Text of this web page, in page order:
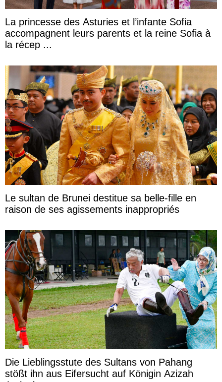
La princesse des Asturies et l’infante Sofia
accompagnent leurs parents et la reine Sofia à
la récep ...
Le sultan de Brunei destitue sa belle-fille en
raison de ses agissements inappropriés
Die Lieblingsstute des Sultans von Pahang
stößt ihn aus Eifersucht auf Königin Azizah